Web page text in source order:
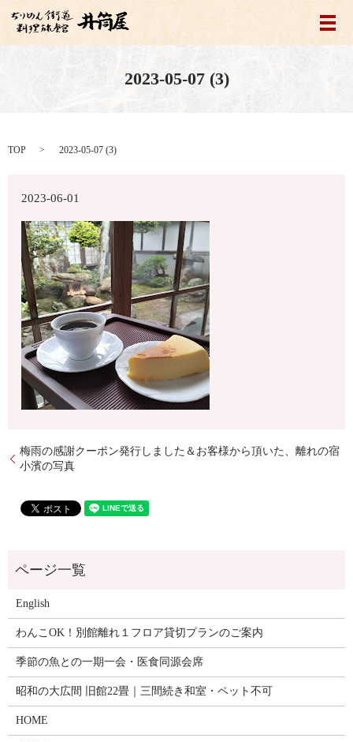
メ
2023-05-07 (3)
TOP 2023-05-07 (3)
2023-06-01
梅雨の感謝クーポン発行しました＆お客様から頂いた、離れの宿
小濱の写真
English
わんこOK！別館離れ１フロア貸切プランのご案内
季節の魚との一期一会・医食同源会席
昭和の大広間 旧館22畳｜三間続き和室・ペット不可
HOME